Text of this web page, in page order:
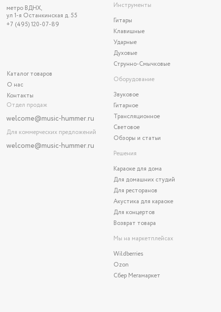
метро ВДНХ,
ул 1-я Останкинская д. 55
+7 (495) 120-07-89
Каталог товаров
О нас
Контакты
Отдел продаж
welcome@music-hummer.ru
Для коммерческих предложений
welcome@music-hummer.ru
Инструменты
Гитары
Клавишные
Ударные
Духовые
Струнно-Смычковые
Оборудование
Звуковое
Гитарное
Трансляционное
Световое
Обзоры и статьи
Решения
Караоке для дома
Для домашних студий
Для ресторанов
Акустика для караоке
Для концертов
Возврат товара
Мы на маркетплейсах
Wildberries
Ozon
Сбер Мегамаркет